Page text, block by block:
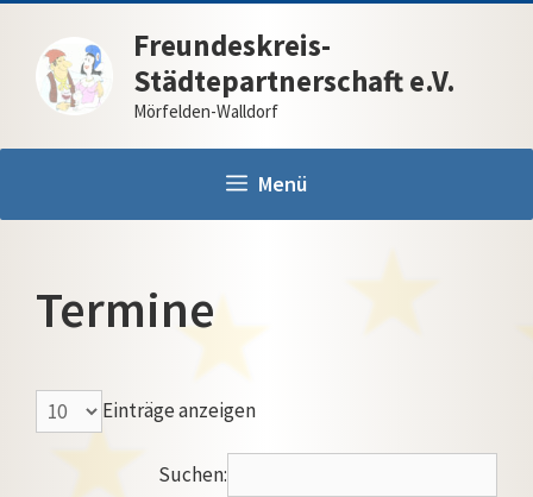
Inhalt
springen
Freundeskreis-
Städtepartnerschaft e.V.
Mörfelden-Walldorf
Menü
Termine
Einträge anzeigen
Suchen: